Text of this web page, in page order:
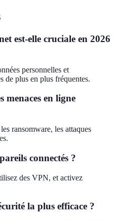
est-elle cruciale en 2026
personnelles et
de plus en plus fréquentes.
menaces en ligne
ransomware, les attaques
connectés ?
des VPN, et activez
la plus efficace ?